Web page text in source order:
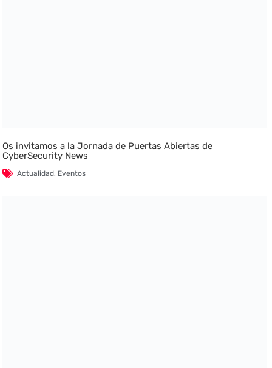
Os invitamos a la Jornada de Puertas Abiertas de
CyberSecurity News
Actualidad, Eventos